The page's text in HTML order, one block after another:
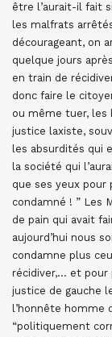
être l’aurait-il fait
les malfrats
décourageant, on
quelque jours
en train de
donc faire le
ou même tuer, les
justice laxiste,
les absurdités qui
la société qui
que ses yeux pour
condamné ! ” Les
de pain qui avait
aujourd’hui nous
condamne plus
récidiver,… et pour
justice de gauche
l’honnête homme
“politiquement